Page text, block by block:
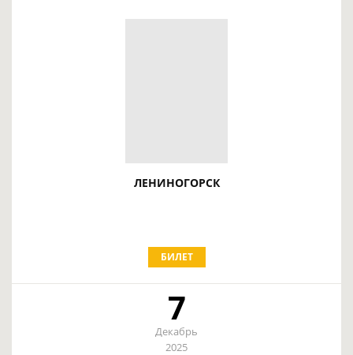
ЛЕНИНОГОРСК
БИЛЕТ
7
Декабрь
2025